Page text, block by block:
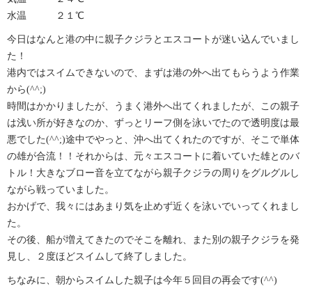
水温 ２１℃
今日はなんと港の中に親子クジラとエスコートが迷い込んでいまし
た！
港内ではスイムできないので、まずは港の外へ出てもらうよう作業
から(^^;)
時間はかかりましたが、うまく港外へ出てくれましたが、この親子
は浅い所が好きなのか、ずっとリーフ側を泳いでたので透明度は最
悪でした(^^;)途中でやっと、沖へ出てくれたのですが、そこで単体
の雄が合流！！それからは、元々エスコートに着いていた雄とのバ
トル！大きなブロー音を立てながら親子クジラの周りをグルグルし
ながら戦っていました。
おかげで、我々にはあまり気を止めず近くを泳いでいってくれまし
た。
その後、船が増えてきたのでそこを離れ、また別の親子クジラを発
見し、２度ほどスイムして終了しました。
ちなみに、朝からスイムした親子は今年５回目の再会です(^^)